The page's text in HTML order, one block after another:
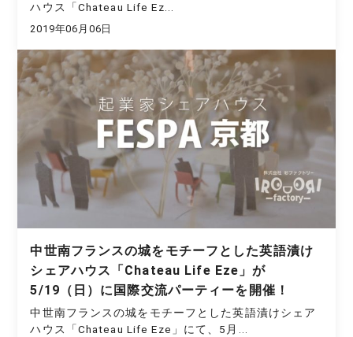
ハウス「Chateau Life Ez...
2019年06月06日
中世南フランスの城をモチーフとした英語漬け
シェアハウス「Chateau Life Eze」が
5/19（日）に国際交流パーティーを開催！
中世南フランスの城をモチーフとした英語漬けシェア
ハウス「Chateau Life Eze」にて、5月...